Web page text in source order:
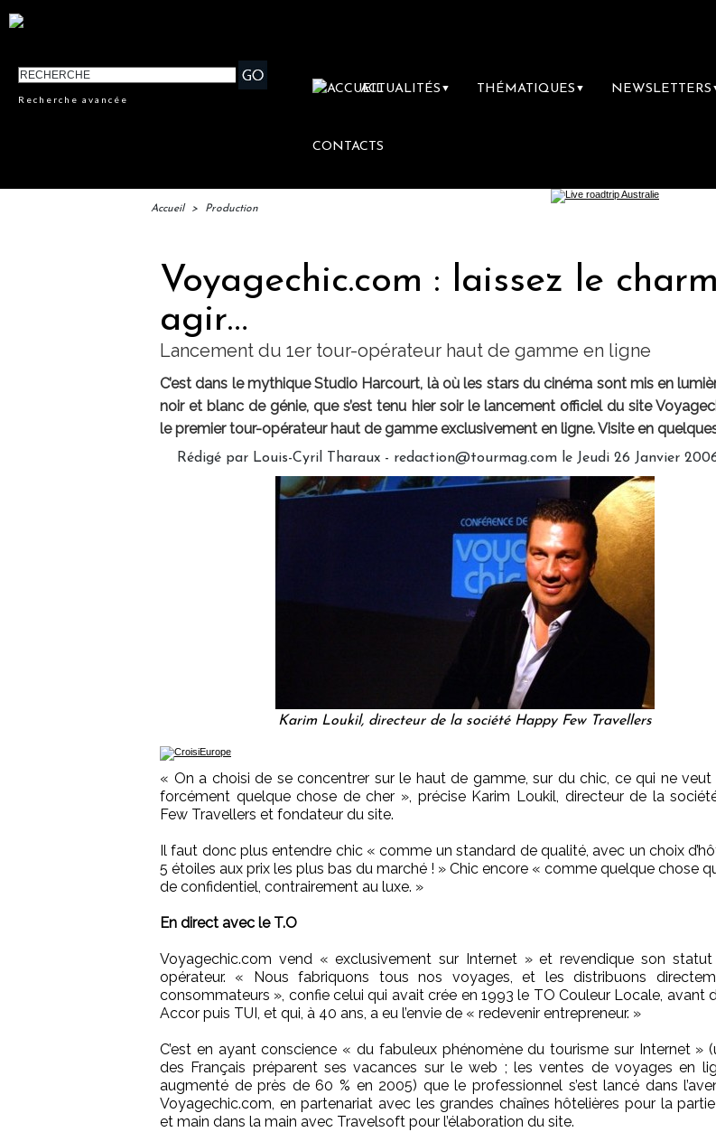
Recherche avancée
ACTUALITÉS ▼ THÉMATIQUES ▼ NEWSLETTERS
CONTACTS
Accueil > Production
Voyagechic.com : laissez le
agir…
Lancement du 1er tour-opérateur haut de gamme en ligne
C’est dans le mythique Studio Harcourt, là où les stars du cinéma sont mis en
noir et blanc de génie, que s’est tenu hier soir le lancement officiel du site
le premier tour-opérateur haut de gamme exclusivement en ligne. Visite en
Rédigé par Louis-Cyril Tharaux - redaction@tourmag.com le Jeudi 26 Janvier
Karim Loukil, directeur de la société Happy Few Travellers
« On a choisi de se concentrer sur le haut de gamme, sur du chic, ce qui ne veut
forcément quelque chose de cher », précise Karim Loukil, directeur de la
Few Travellers et fondateur du site.
Il faut donc plus entendre chic « comme un standard de qualité, avec un choix
5 étoiles aux prix les plus bas du marché ! » Chic encore « comme quelque chose
de confidentiel, contrairement au luxe. »
En direct avec le T.O
Voyagechic.com vend « exclusivement sur Internet » et revendique son
opérateur. « Nous fabriquons tous nos voyages, et les distribuons
consommateurs », confie celui qui avait crée en 1993 le TO Couleur Locale, avant
Accor puis TUI, et qui, à 40 ans, a eu l’envie de « redevenir entrepreneur. »
C’est en ayant conscience « du fabuleux phénomène du tourisme sur Internet »
des Français préparent ses vacances sur le web ; les ventes de voyages en
augmenté de près de 60 % en 2005) que le professionnel s’est lancé dans
Voyagechic.com, en partenariat avec les grandes chaînes hôtelières pour la partie
et main dans la main avec Travelsoft pour l’élaboration du site.